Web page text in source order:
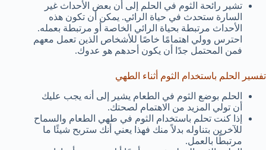
تشير رائحة الثوم في الحلم إلى أن بعض الأحداث غير
السارة ستحدث في حياة الرائي. يمكن أن تكون هذه
الأحداث مرتبطة بحياة الرائي الخاصة أو مرتبطة بعمله.
احترس وولي اهتمامًا خاصًا للأشخاص الذين تعمل معهم
فمن المحتمل جدًا أن يكون أحدهم هو عدوك.
تفسير الحلم باستخدام الثوم أثناء الطهي
الحلم بوضع الثوم في الطعام يشير إلى أنه يجب عليك
أن تولي المزيد من الاهتمام لصحتك.
إذا كنت تحلم باستخدام الثوم في طهي الطعام والسماح
للآخرين بتناوله بدلاً منك فهذا يعني أنك ستربح شيئًا ما
مرتبطًا بالعمل.